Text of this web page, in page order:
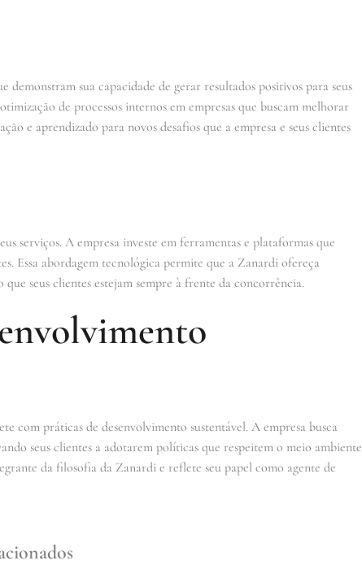
sua capacidade de gerar resultados positivos para seus
de processos internos em empresas que buscam melhorar
e aprendizado para novos desafios que a empresa e seus clientes
serviços. A empresa investe em ferramentas e plataformas que
Essa abordagem tecnológica permite que a Zanardi ofereça
seus clientes estejam sempre à frente da concorrência.
com práticas de desenvolvimento sustentável. A empresa busca
seus clientes a adotarem políticas que respeitem o meio ambiente
da filosofia da Zanardi e reflete seu papel como agente de